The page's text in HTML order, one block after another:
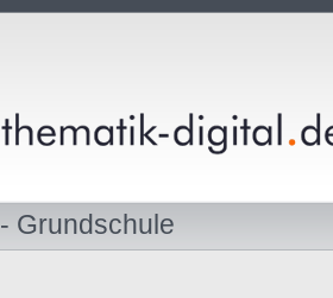
Grundschule